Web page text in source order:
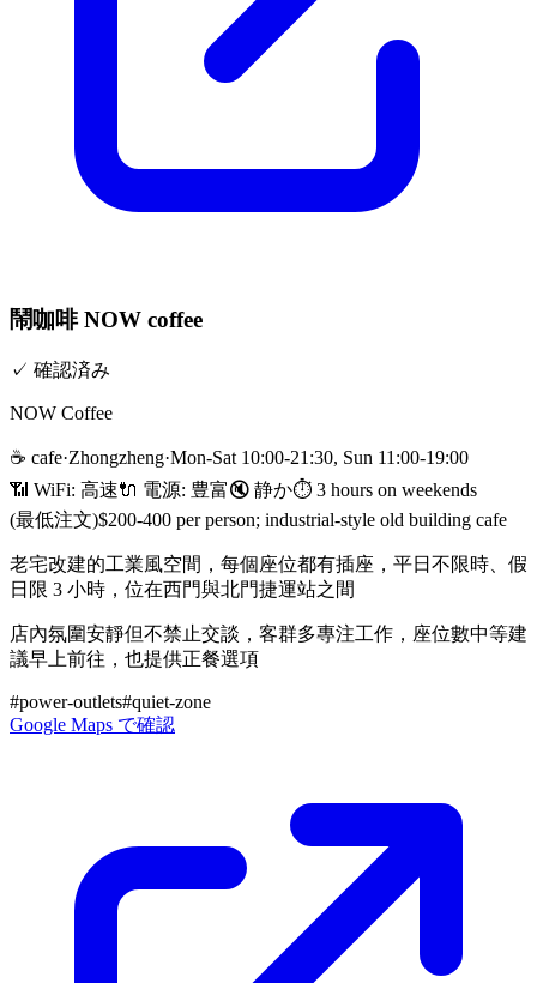
鬧咖啡 NOW coffee
✓ 確認済み
NOW Coffee
☕ cafe·Zhongzheng·Mon-Sat 10:00-21:30, Sun 11:00-19:00
📶 WiFi: 高速🔌 電源: 豊富🔇 静か⏱ 3 hours on weekends
(最低注文)$200-400 per person; industrial-style old building cafe
老宅改建的工業風空間，每個座位都有插座，平日不限時、假
日限 3 小時，位在西門與北門捷運站之間
店內氛圍安靜但不禁止交談，客群多專注工作，座位數中等建
議早上前往，也提供正餐選項
#power-outlets#quiet-zone
Google Maps で確認